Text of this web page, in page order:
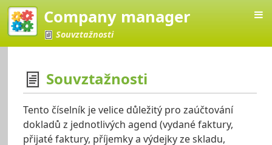
Company manager
Souvztažnosti
Souvztažnosti
Tento číselník je velice důležitý pro zaúčtování
dokladů z jednotlivých agend (vydané faktury,
přijaté faktury, příjemky a výdejky ze skladu,